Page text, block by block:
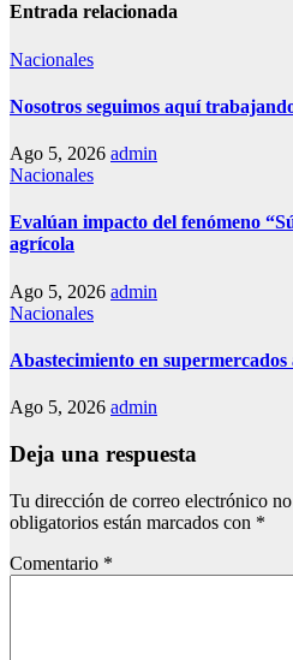
Entrada relacionada
Nacionales
Nosotros seguimos aquí
Ago 5, 2026 admin
Nacionales
Evalúan impacto del fenómeno
agrícola
Ago 5, 2026 admin
Nacionales
Abastecimiento en supermercados
Ago 5, 2026 admin
Deja una respuesta
Tu dirección de correo electrónico
obligatorios están marcados con *
Comentario *